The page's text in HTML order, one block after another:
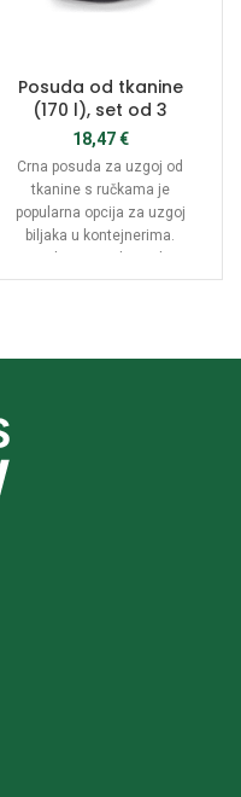
Posuda od tkanine
(170 l), set od 3
18,47€
Crna posuda za uzgoj od
tkanine s ručkama je
popularna opcija za uzgoj
biljaka u kontejnerima.
Napravljena je od posebnog
materijala od tkanine koji